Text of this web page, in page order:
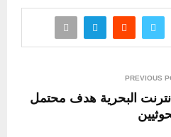
PREVIOUS
البحرية هدف محتمل